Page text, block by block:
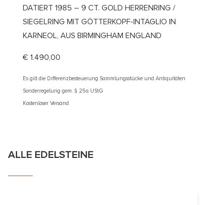
DATIERT 1985 – 9 CT. GOLD HERRENRING /
SIEGELRING MIT GÖTTERKOPF-INTAGLIO IN
KARNEOL, AUS BIRMINGHAM ENGLAND
€ 1.490,00
Es gilt die Differenzbesteuerung Sammlungsstücke und Antiquitäten
Sonderregelung gem. § 25a UStG
Kostenloser Versand
ALLE EDELSTEINE